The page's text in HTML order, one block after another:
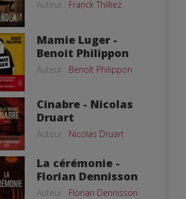
Auteur : Franck Thilliez
Mamie Luger -
Benoit Philippon
Auteur : Benoît Philippon
Cinabre - Nicolas
Druart
Auteur : Nicolas Druart
La cérémonie -
Florian Dennisson
Auteur : Florian Dennisson